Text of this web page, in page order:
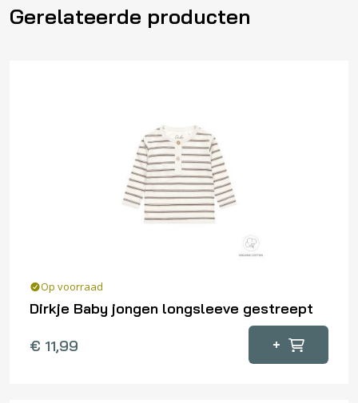
Gerelateerde producten
Op voorraad
Dirkje Baby jongen longsleeve gestreept
€ 11,99 +
product